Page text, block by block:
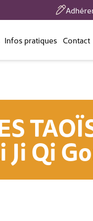
Infos pratiques Contact
Ji Qi